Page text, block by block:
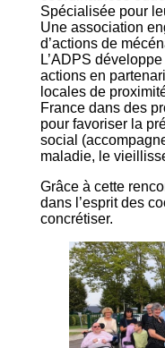
Spécialisée pour
Une association
d’actions de
L’ADPS
actions en
locales de
France dans des
pour favoriser la
social
maladie, le
Grâce à cette
dans l’esprit des
concrétiser.